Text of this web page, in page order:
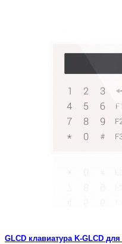
GLCD клавиатура K-GLCD